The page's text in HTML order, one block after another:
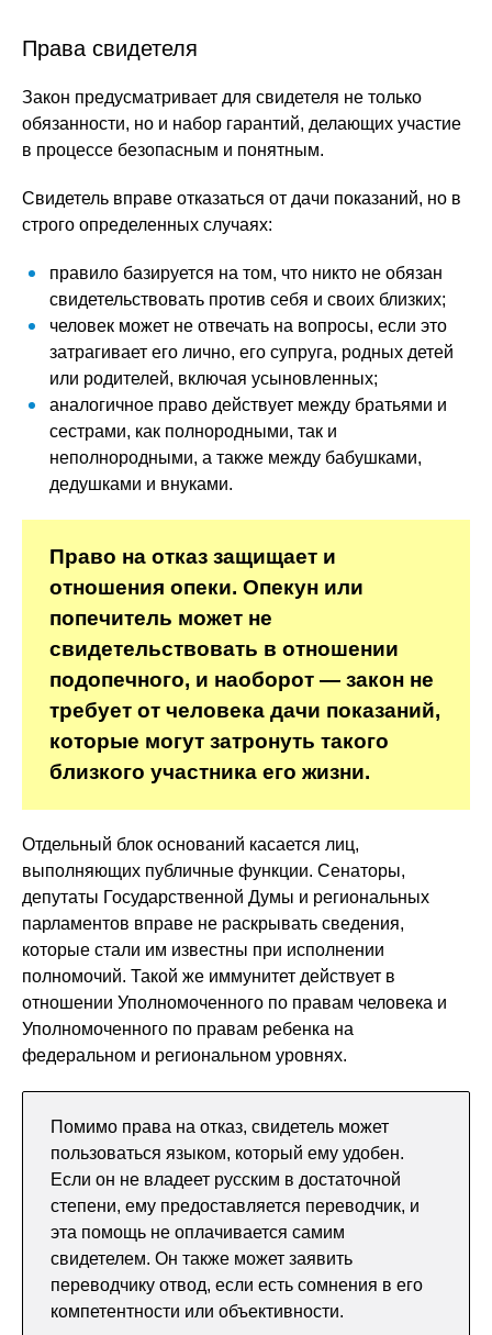
Права свидетеля
Закон предусматривает для свидетеля не только
обязанности, но и набор гарантий, делающих участие
в процессе безопасным и понятным.
Свидетель вправе отказаться от дачи показаний, но в
строго определенных случаях:
правило базируется на том, что никто не обязан
свидетельствовать против себя и своих близких;
человек может не отвечать на вопросы, если это
затрагивает его лично, его супруга, родных детей
или родителей, включая усыновленных;
аналогичное право действует между братьями и
сестрами, как полнородными, так и
неполнородными, а также между бабушками,
дедушками и внуками.
Право на отказ защищает и
отношения опеки. Опекун или
попечитель может не
свидетельствовать в отношении
подопечного, и наоборот — закон не
требует от человека дачи показаний,
которые могут затронуть такого
близкого участника его жизни.
Отдельный блок оснований касается лиц,
выполняющих публичные функции. Сенаторы,
депутаты Государственной Думы и региональных
парламентов вправе не раскрывать сведения,
которые стали им известны при исполнении
полномочий. Такой же иммунитет действует в
отношении Уполномоченного по правам человека и
Уполномоченного по правам ребенка на
федеральном и региональном уровнях.
Помимо права на отказ, свидетель может
пользоваться языком, который ему удобен.
Если он не владеет русским в достаточной
степени, ему предоставляется переводчик, и
эта помощь не оплачивается самим
свидетелем. Он также может заявить
переводчику отвод, если есть сомнения в его
компетентности или объективности.